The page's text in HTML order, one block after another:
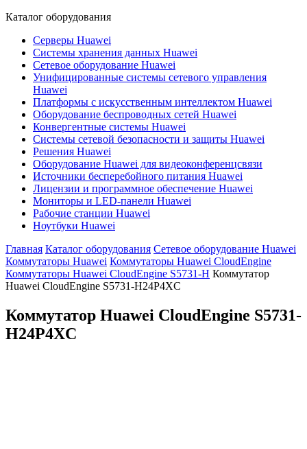
Каталог оборудования
Серверы Huawei
Системы хранения данных Huawei
Сетевое оборудование Huawei
Унифицированные системы сетевого управления
Huawei
Платформы с искусственным интеллектом Huawei
Оборудование беспроводных сетей Huawei
Конвергентные системы Huawei
Системы сетевой безопасности и защиты Huawei
Решения Huawei
Оборудование Huawei для видеоконференцсвязи
Источники бесперебойного питания Huawei
Лицензии и программное обеспечение Huawei
Мониторы и LED-панели Huawei
Рабочие станции Huawei
Ноутбуки Huawei
Главная Каталог оборудования Сетевое оборудование Huawei
Коммутаторы Huawei Коммутаторы Huawei CloudEngine
Коммутаторы Huawei CloudEngine S5731-H Коммутатор
Huawei CloudEngine S5731-H24P4XC
Коммутатор Huawei CloudEngine S5731-
H24P4XC